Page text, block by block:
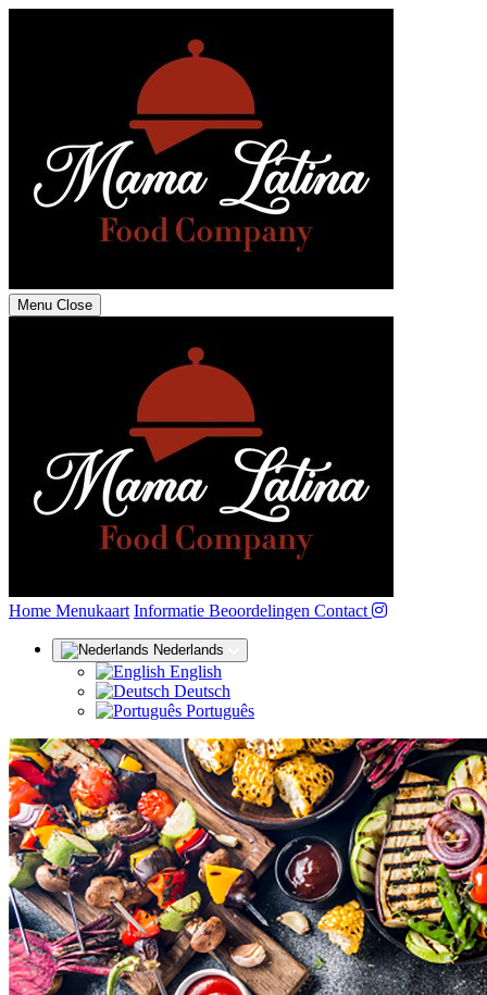
Menu Close
Home (huidige)
Menukaart Informatie Beoordelingen Contact
Nederlands
English
Deutsch
Português